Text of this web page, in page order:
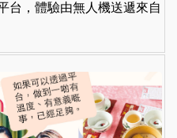
台，體驗由無人機送遞來自